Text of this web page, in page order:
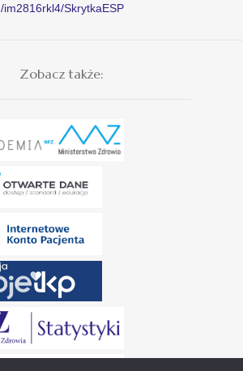
/im2816rkl4/SkrytkaESP
Zobacz także: